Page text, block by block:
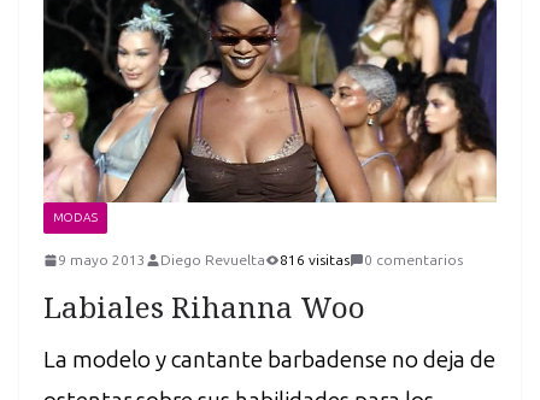
MODAS
9 mayo 2013 Diego Revuelta 816 visitas 0 comentarios
Labiales Rihanna Woo
La modelo y cantante barbadense no deja de